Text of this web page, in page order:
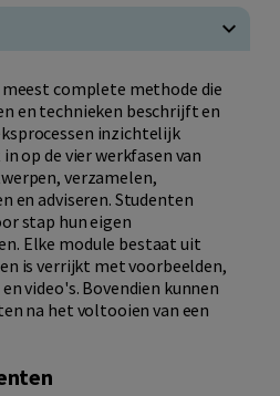
complete methode die
en technieken beschrijft en
inzichtelijk
op de vier werkfasen van
verzamelen,
en adviseren. Studenten
stap hun eigen
Elke module bestaat uit
is verrijkt met voorbeelden,
video's. Bovendien kunnen
na het voltooien van een